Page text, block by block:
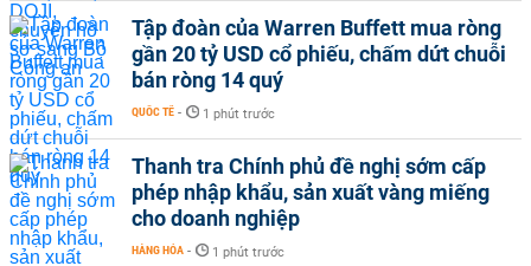
Tập đoàn của Warren Buffett mua ròng
gần 20 tỷ USD cổ phiếu, chấm dứt chuỗi
bán ròng 14 quý
QUỐC TẾ - 1 phút trước
Thanh tra Chính phủ đề nghị sớm cấp
phép nhập khẩu, sản xuất vàng miếng
cho doanh nghiệp
HÀNG HÓA - 1 phút trước